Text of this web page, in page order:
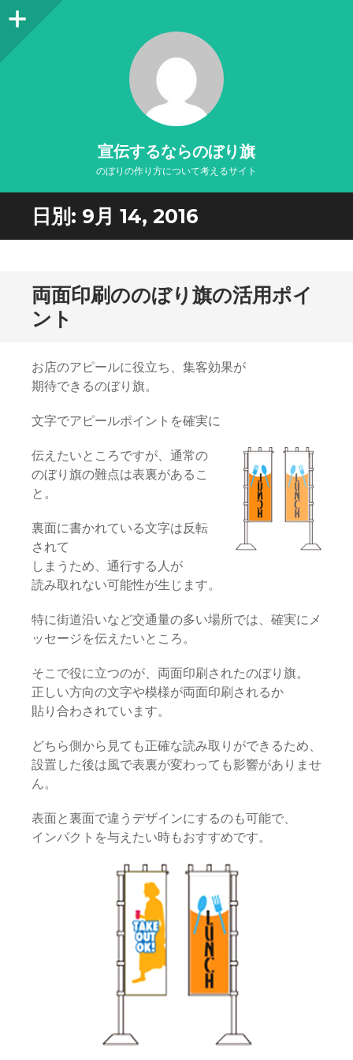
宣伝するならのぼり旗
のぼりの作り方について考えるサイト
日別: 9月 14, 2016
両面印刷ののぼり旗の活用ポイ
ント
お店のアピールに役立ち、集客効果が
期待できるのぼり旗。
文字でアピールポイントを確実に
伝えたいところですが、通常の
のぼり旗の難点は表裏があるこ
と。
裏面に書かれている文字は反転
されて
しまうため、通行する人が
読み取れない可能性が生じます。
特に街道沿いなど交通量の多い場所では、確実にメ
ッセージを伝えたいところ。
そこで役に立つのが、両面印刷されたのぼり旗。
正しい方向の文字や模様が両面印刷されるか
貼り合わされています。
どちら側から見ても正確な読み取りができるため、
設置した後は風で表裏が変わっても影響がありませ
ん。
表面と裏面で違うデザインにするのも可能で、
インパクトを与えたい時もおすすめです。